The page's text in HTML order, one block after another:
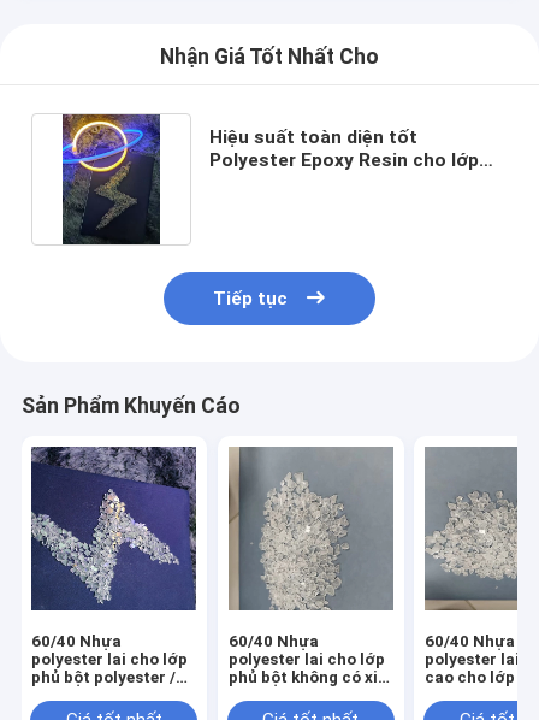
Nhận Giá Tốt Nhất Cho
Hiệu suất toàn diện tốt
Polyester Epoxy Resin cho lớp
Tiếp tục
Sản Phẩm Khuyến Cáo
60/40 Nhựa
polyester lai cho lớp
phủ bột polyester /
60/40 Nhựa
polyester lai cho lớp
phủ bột không có xi
60/40 Nhựa
polyester lai
cao cho lớp